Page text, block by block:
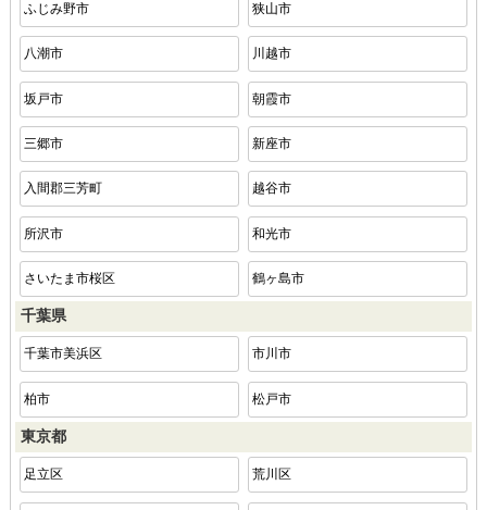
ふじみ野市 狭山市
八潮市 川越市
坂戸市 朝霞市
三郷市 新座市
入間郡三芳町 越谷市
所沢市 和光市
さいたま市桜区 鶴ヶ島市
千葉県
千葉市美浜区 市川市
柏市 松戸市
東京都
足立区 荒川区